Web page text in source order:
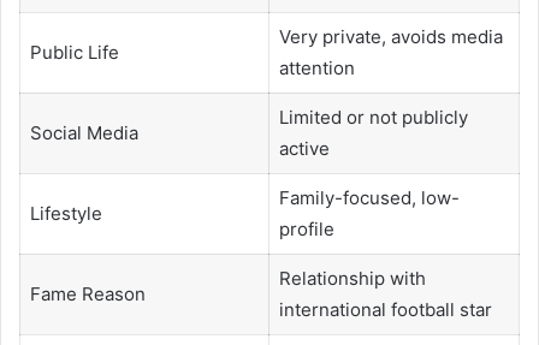
Public Life
Very private, avoids media
attention
Social Media
Limited or not publicly
active
Lifestyle
Family-focused, low-
profile
Fame Reason
Relationship with
international football star